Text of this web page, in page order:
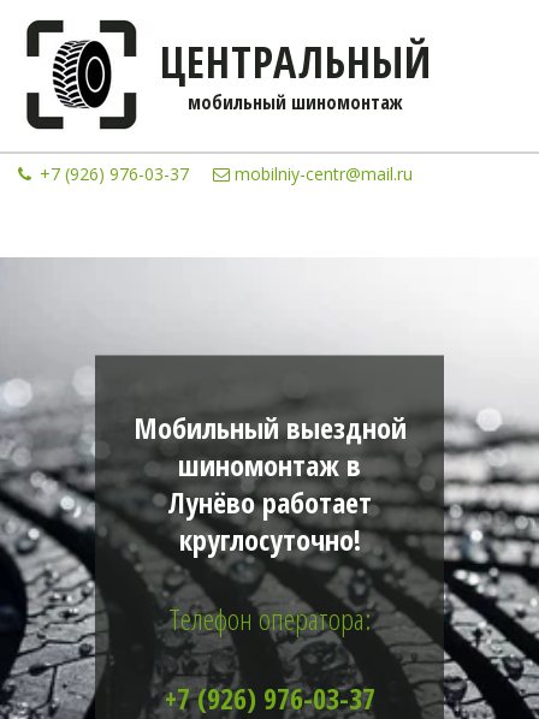
ЦЕНТРАЛЬНЫЙ
мобильны­­й шиномонтаж
+7 (926) 976-03-37 mobilniy-centr@mail.ru
Мобильный выездной
шиномонтаж в
Лунёво работает
круглосуточно!
Телефон оператора:
+7 (926) 976-03-37